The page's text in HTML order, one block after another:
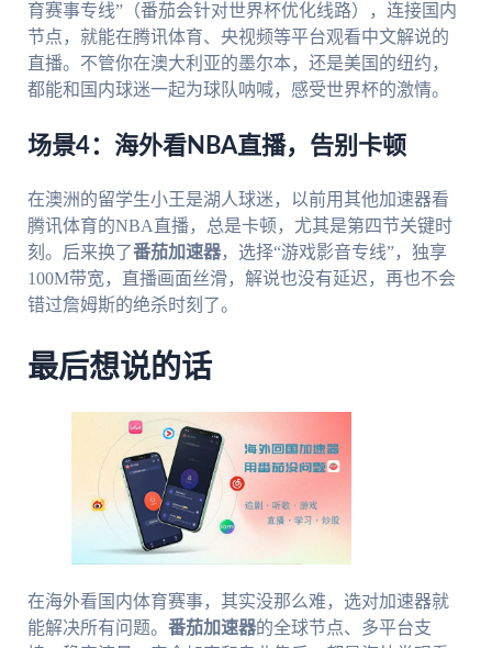
育赛事专线”（番茄会针对世界杯优化线路），连接国内
节点，就能在腾讯体育、央视频等平台观看中文解说的
直播。不管你在澳大利亚的墨尔本，还是美国的纽约，
都能和国内球迷一起为球队呐喊，感受世界杯的激情。
场景4：海外看NBA直播，告别卡顿
在澳洲的留学生小王是湖人球迷，以前用其他加速器看
腾讯体育的NBA直播，总是卡顿，尤其是第四节关键时
刻。后来换了番茄加速器，选择“游戏影音专线”，独享
100M带宽，直播画面丝滑，解说也没有延迟，再也不会
错过詹姆斯的绝杀时刻了。
最后想说的话
在海外看国内体育赛事，其实没那么难，选对加速器就
能解决所有问题。 番茄加速器的全球节点、多平台支